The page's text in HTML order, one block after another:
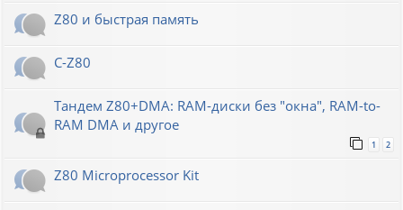
Z80 и быстрая память
C-Z80
Тандем Z80+DMA: RAM-диски без "окна", RAM-to-
RAM DMA и другое
1 2
Z80 Microprocessor Kit